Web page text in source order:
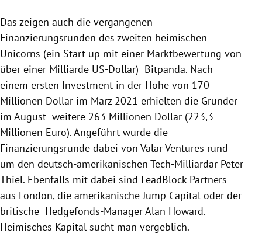
Das zeigen auch die vergangenen
Finanzierungsrunden des zweiten heimischen
Unicorns (ein Start-up mit einer Marktbewertung von
über einer Milliarde US-Dollar) Bitpanda. Nach
einem ersten Investment in der Höhe von 170
Millionen Dollar im März 2021 erhielten die Gründer
im August weitere 263 Millionen Dollar (223,3
Millionen Euro). Angeführt wurde die
Finanzierungsrunde dabei von Valar Ventures rund
um den deutsch-amerikanischen Tech-Milliardär Peter
Thiel. Ebenfalls mit dabei sind LeadBlock Partners
aus London, die amerikanische Jump Capital oder der
britische Hedgefonds-Manager Alan Howard.
Heimisches Kapital sucht man vergeblich.